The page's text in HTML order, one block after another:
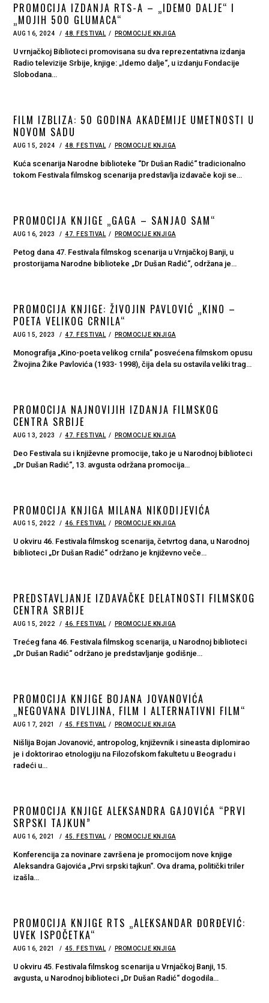
PROMOCIJA IZDANJA RTS-A – „IDEMO DALJE“ I
„MOJIH 500 GLUMACA“
POSTED
AUG 16, 2024 AUG
2024
48. FESTIVAL PROMOCIJE KNJIGA
U vrnjačkoj Biblioteci promovisana su dva reprezentativna izdanja
Radio televizije Srbije, knjige: „Idemo dalje“, u izdanju Fondacije
Slobodana…
FILM IZBLIZA: 50 GODINA AKADEMIJE UMETNOSTI U
NOVOM SADU
POSTED
AUG 15, 2024 48. FESTIVAL PROMOCIJE KNJIGA
Kuća scenarija Narodne biblioteke “Dr Dušan Radić“ tradicionalno
tokom Festivala filmskog scenarija predstavlјa izdavače koji se…
PROMOCIJA KNJIGE „GAGA – SANJAO SAM“
POSTED
AUG 16, 2023
AUG
2023
47. FESTIVAL PROMOCIJE KNJIGA
Petog dana 47. Festivala filmskog scenarija u Vrnjačkoj Banji, u
prostorijama Narodne biblioteke „Dr Dušan Radić“, održana je…
PROMOCIJA KNJIGE: ŽIVOJIN PAVLOVIĆ „KINO –
POETA VELIKOG CRNILA“
POSTED
AUG 15, 2023
AUG
2023
47. FESTIVAL PROMOCIJE KNJIGA
Monografija „Kino-poeta velikog crnila” posvećena filmskom opusu
Živojina Žike Pavlovića (1933- 1998), čija dela su ostavila veliki trag…
PROMOCIJA NAJNOVIJIH IZDANJA FILMSKOG
CENTRA SRBIJE
POSTED
AUG 13, 2023
AUG
2023
47. FESTIVAL PROMOCIJE KNJIGA
Deo Festivala su i književne promocije, tako je u Narodnoj biblioteci
„Dr Dušan Radić“, 13. avgusta održana promocija…
PROMOCIJA KNЈIGA MILANA NIKODIJEVIĆA
POSTED
AUG 15, 2022 AUG
2022
46. FESTIVAL PROMOCIJE KNJIGA
U okviru 46. Festivala filmskog scenarija, četvrtog dana, u Narodnoj
biblioteci „Dr Dušan Radić“ održano je književno veče…
PREDSTAVLJANJE IZDAVAČKE DELATNOSTI FILMSKOG
CENTRA SRBIJE
POSTED
AUG 15, 2022 AUG
2022
46. FESTIVAL PROMOCIJE KNJIGA
Trećeg fana 46. Festivala filmskog scenarija, u Narodnoj biblioteci
„Dr Dušan Radić“ održano je predstavlјanje godišnje…
PROMOCIJA KNЈIGE BOJANA JOVANOVIĆA
„NEGOVANA DIVLJINA, FILM I ALTERNATIVNI FILM“
POSTED
AUG 17, 2021 45. FESTIVAL PROMOCIJE KNJIGA
Nišlija Bojan Jovanović, antropolog, književnik i sineasta diplomirao
je i doktorirao etnologiju na Filozofskom fakultetu u Beogradu i
radeći u…
PROMOCIJA KNJIGE ALEKSANDRA GAJOVIĆA “PRVI
SRPSKI TAJKUN”
POSTED
AUG 16, 2021
AUG
2021
45. FESTIVAL PROMOCIJE KNJIGA
Konferencija za novinare završena je promocijom nove knjige
Aleksandra Gajovića „Prvi srpski tajkun“. Ova drama, politički triler
izašla…
PROMOCIJA KNJIGE RTS „ALEKSANDAR ĐORĐEVIĆ:
UVEK ISPOČETKA“
POSTED
AUG 16, 2021
AUG
2021
45. FESTIVAL PROMOCIJE KNJIGA
U okviru 45. Festivala filmskog scenarija u Vrnjačkoj Banji, 15.
avgusta, u Narodnoj biblioteci „Dr Dušan Radić“ dogodila…